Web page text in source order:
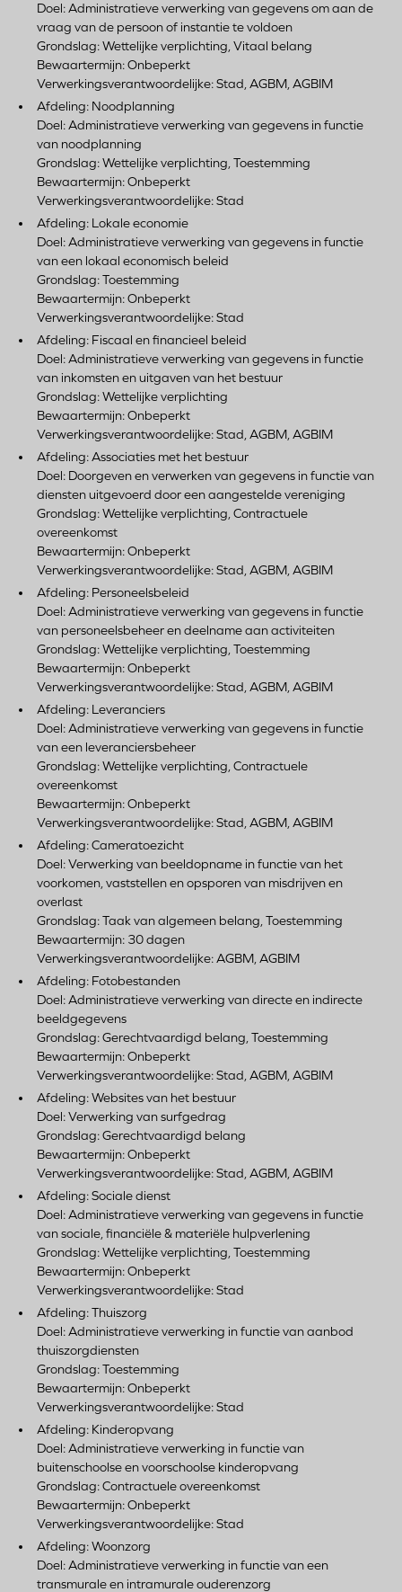
Doel: Administratieve verwerking van gegevens om aan de
vraag van de persoon of instantie te voldoen
Grondslag: Wettelijke verplichting, Vitaal belang
Bewaartermijn: Onbeperkt
Verwerkingsverantwoordelijke: Stad, AGBM, AGBIM
Afdeling: Noodplanning
Doel: Administratieve verwerking van gegevens in functie
van noodplanning
Grondslag: Wettelijke verplichting, Toestemming
Bewaartermijn: Onbeperkt
Verwerkingsverantwoordelijke: Stad
Afdeling: Lokale economie
Doel: Administratieve verwerking van gegevens in functie
van een lokaal economisch beleid
Grondslag: Toestemming
Bewaartermijn: Onbeperkt
Verwerkingsverantwoordelijke: Stad
Afdeling: Fiscaal en financieel beleid
Doel: Administratieve verwerking van gegevens in functie
van inkomsten en uitgaven van het bestuur
Grondslag: Wettelijke verplichting
Bewaartermijn: Onbeperkt
Verwerkingsverantwoordelijke: Stad, AGBM, AGBIM
Afdeling: Associaties met het bestuur
Doel: Doorgeven en verwerken van gegevens in functie van
diensten uitgevoerd door een aangestelde vereniging
Grondslag: Wettelijke verplichting, Contractuele
overeenkomst
Bewaartermijn: Onbeperkt
Verwerkingsverantwoordelijke: Stad, AGBM, AGBIM
Afdeling: Personeelsbeleid
Doel: Administratieve verwerking van gegevens in functie
van personeelsbeheer en deelname aan activiteiten
Grondslag: Wettelijke verplichting, Toestemming
Bewaartermijn: Onbeperkt
Verwerkingsverantwoordelijke: Stad, AGBM, AGBIM
Afdeling: Leveranciers
Doel: Administratieve verwerking van gegevens in functie
van een leveranciersbeheer
Grondslag: Wettelijke verplichting, Contractuele
overeenkomst
Bewaartermijn: Onbeperkt
Verwerkingsverantwoordelijke: Stad, AGBM, AGBIM
Afdeling: Cameratoezicht
Doel: Verwerking van beeldopname in functie van het
voorkomen, vaststellen en opsporen van misdrijven en
overlast
Grondslag: Taak van algemeen belang, Toestemming
Bewaartermijn: 30 dagen
Verwerkingsverantwoordelijke: AGBM, AGBIM
Afdeling: Fotobestanden
Doel: Administratieve verwerking van directe en indirecte
beeldgegevens
Grondslag: Gerechtvaardigd belang, Toestemming
Bewaartermijn: Onbeperkt
Verwerkingsverantwoordelijke: Stad, AGBM, AGBIM
Afdeling: Websites van het bestuur
Doel: Verwerking van surfgedrag
Grondslag: Gerechtvaardigd belang
Bewaartermijn: Onbeperkt
Verwerkingsverantwoordelijke: Stad, AGBM, AGBIM
Afdeling: Sociale dienst
Doel: Administratieve verwerking van gegevens in functie
van sociale, financiële & materiële hulpverlening
Grondslag: Wettelijke verplichting, Toestemming
Bewaartermijn: Onbeperkt
Verwerkingsverantwoordelijke: Stad
Afdeling: Thuiszorg
Doel: Administratieve verwerking in functie van aanbod
thuiszorgdiensten
Grondslag: Toestemming
Bewaartermijn: Onbeperkt
Verwerkingsverantwoordelijke: Stad
Afdeling: Kinderopvang
Doel: Administratieve verwerking in functie van
buitenschoolse en voorschoolse kinderopvang
Grondslag: Contractuele overeenkomst
Bewaartermijn: Onbeperkt
Verwerkingsverantwoordelijke: Stad
Afdeling: Woonzorg
Doel: Administratieve verwerking in functie van een
transmurale en intramurale ouderenzorg